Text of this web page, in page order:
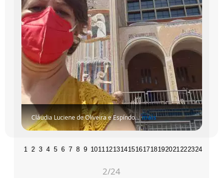
Cláudia Luciene de Oliveira e Espíndo... mais
1 2 3 4 5 6 7 8 9 1011 12131415161718192021 222324
2/24